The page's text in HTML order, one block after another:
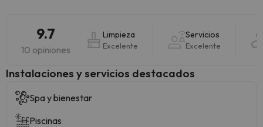
9.7
10 opiniones
Limpieza
Excelente
Servicios
Excelente
Instalaciones y servicios destacados
Spa y bienestar
Piscinas